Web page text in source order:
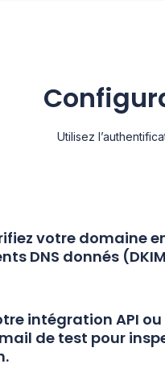
Utilisez
votre domaine
DNS donnés
intégration API ou
de test pour